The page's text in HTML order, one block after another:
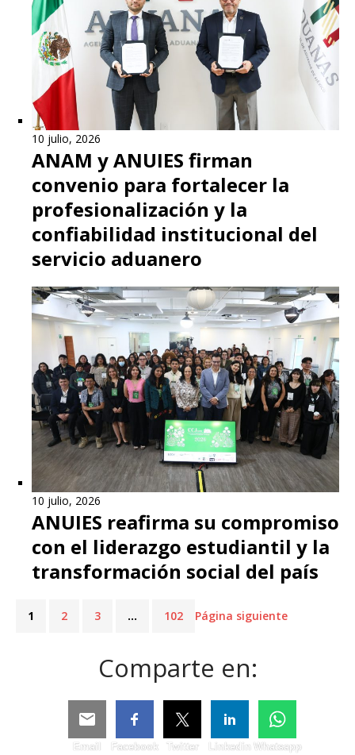
10 julio, 2026
ANAM y ANUIES firman
convenio para fortalecer la
profesionalización y la
confiabilidad institucional del
servicio aduanero
10 julio, 2026
ANUIES reafirma su compromiso
con el liderazgo estudiantil y la
transformación social del país
1 2 3 … 102 Página siguiente
Comparte en:
Email Facebook Twitter Linkedin Whatsapp